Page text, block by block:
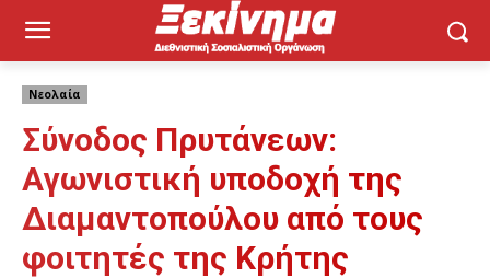
Νεολαία
Σύνοδος Πρυτάνεων:
Αγωνιστική υποδοχή της
Διαμαντοπούλου από τους
φοιτητές της Κρήτης